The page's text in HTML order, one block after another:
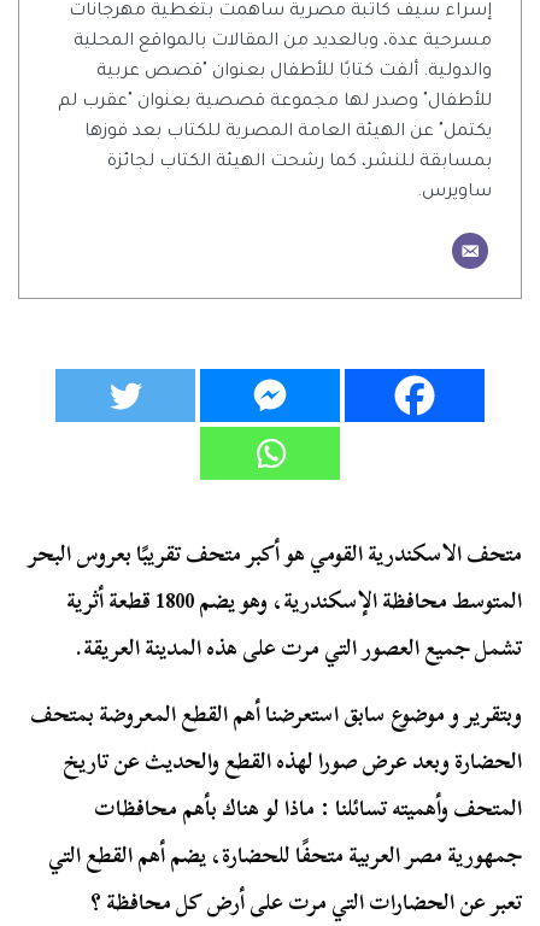
إسراء سيف كاتبة مصرية ساهمت بتغطية مهرجانات
مسرحية عدة، وبالعديد من المقالات بالمواقع المحلية
والدولية. ألفت كتابًا للأطفال بعنوان "قصص عربية
للأطفال" وصدر لها مجموعة قصصية بعنوان "عقرب لم
يكتمل" عن الهيئة العامة المصرية للكتاب بعد فوزها
بمسابقة للنشر، كما رشحت الهيئة الكتاب لجائزة
ساويرس.
متحف الاسكندرية القومي هو أكبر متحف تقريبًا بعروس البحر
المتوسط محافظة الإسكندرية، وهو يضم 1800 قطعة أثرية
تشمل جميع العصور التي مرت على هذه المدينة العريقة.
وبتقرير و موضوع سابق استعرضنا أهم القطع المعروضة بمتحف
الحضارة وبعد عرض صورا لهذه القطع والحديث عن تاريخ
المتحف وأهميته تسائلنا : ماذا لو هناك بأهم محافظات
جمهورية مصر العربية متحفًا للحضارة، يضم أهم القطع التي
تعبر عن الحضارات التي مرت على أرض كل محافظة ؟